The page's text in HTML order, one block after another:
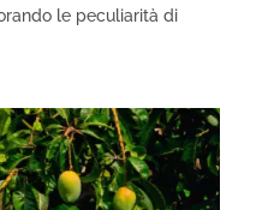
le peculiarità di